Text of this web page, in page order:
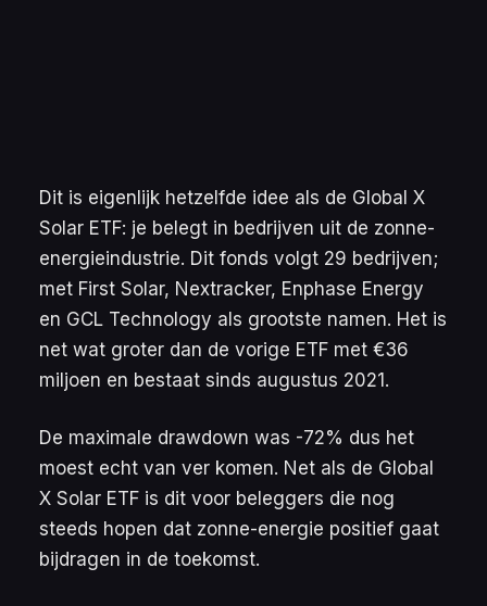
Dit is eigenlijk hetzelfde idee als de Global X
Solar ETF: je belegt in bedrijven uit de zonne-
energieindustrie. Dit fonds volgt 29 bedrijven;
met First Solar, Nextracker, Enphase Energy
en GCL Technology als grootste namen. Het is
net wat groter dan de vorige ETF met €36
miljoen en bestaat sinds augustus 2021.
De maximale drawdown was -72% dus het
moest echt van ver komen. Net als de Global
X Solar ETF is dit voor beleggers die nog
steeds hopen dat zonne-energie positief gaat
bijdragen in de toekomst.